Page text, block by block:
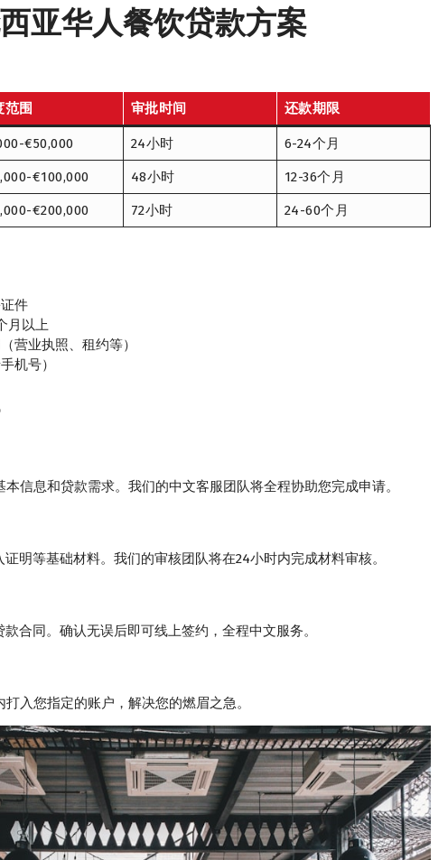
亚华人餐饮贷款方案
范围 审批时间 还款期限
€50,000 24小时 6-24个月
€100,000 48小时 12-36个月
€200,000 72小时 24-60个月
件
月以上
营业执照、租约等）
机号）
信息和贷款需求。我们的中文客服团队将全程协助您完成申请。
明等基础材料。我们的审核团队将在24小时内完成材料审核。
合同。确认无误后即可线上签约，全程中文服务。
入您指定的账户，解决您的燃眉之急。